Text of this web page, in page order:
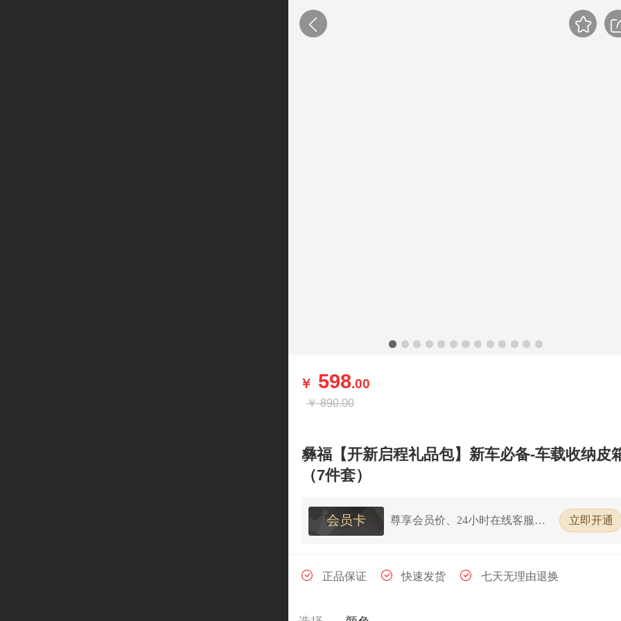
￥ 598.00
￥ 890.00
彝福【开新启程礼品包】新车必备-车载收纳皮
（7件套）
会员卡
尊享会员价、24小时在线客服、7
立即开通
正品保证 快速发货 七天无理由退换